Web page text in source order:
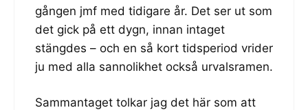
gången jmf med tidigare år. Det ser ut som
det gick på ett dygn, innan intaget
stängdes – och en så kort tidsperiod vrider
ju med alla sannolikhet också urvalsramen.
Sammantaget tolkar jag det här som att